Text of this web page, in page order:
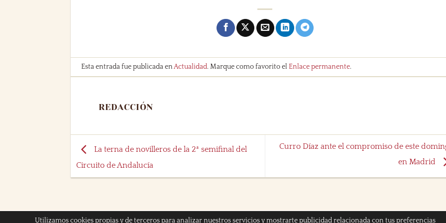
Esta entrada fue publicada enActualidad. Marque como favorito elEnlace permanente.
REDACCIÓN
La terna de novilleros de la 2ª semifinal del
Circuito de Andalucía
Curro Díaz ante el compromiso de este
en Madrid
Utilizamos cookies propias y de terceros para analizar nuestros servicios y mostrarte publicidad relacionada con tus preferencias